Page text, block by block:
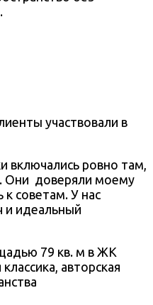
участвовали в
включались ровно там,
Они доверяли моему
советам. У нас
и идеальный